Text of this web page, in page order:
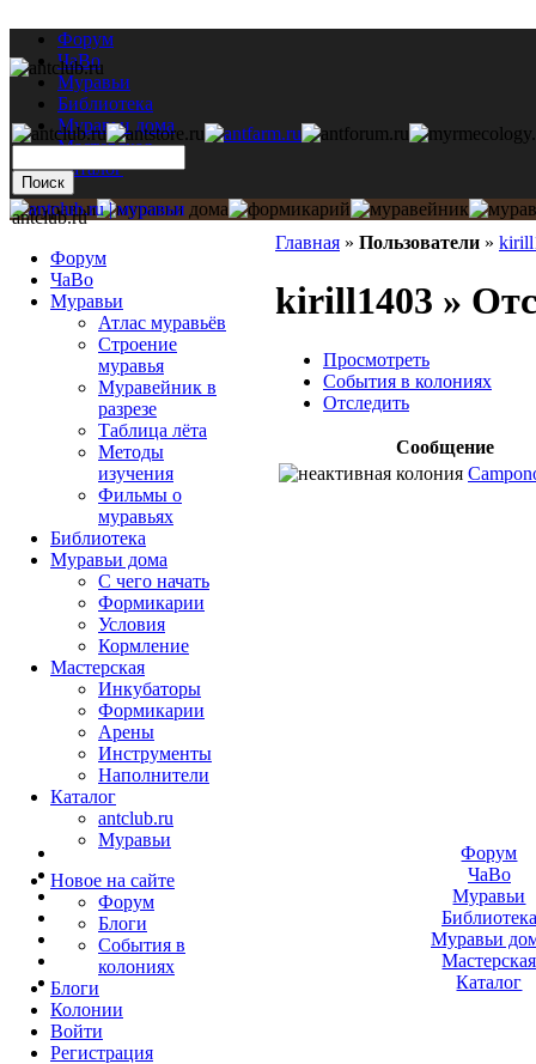
Форум
ЧаВо
Муравьи
Библиотека
Муравьи дома
Мастерская
Каталог
Главная » Пользователи »
kirill1403 »
Просмотреть
События в колониях
Отследить
Сообщение
antclub.ru
Форум
ЧаВо
Муравьи
Атлас муравьёв
Строение
муравья
Муравейник в
разрезе
Таблица лёта
Методы
изучения
Фильмы о
муравьях
Библиотека
Муравьи дома
С чего начать
Формикарии
Условия
Кормление
Мастерская
Инкубаторы
Формикарии
Арены
Инструменты
Наполнители
Каталог
antclub.ru
Муравьи
Новое на сайте
Форум
Блоги
События в
колониях
Блоги
Колонии
Войти
Peгиcтpaция
Форум
ЧаВо
Муравьи
Библиотека
Муравьи
Мастерская
Каталог